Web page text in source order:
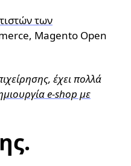
των
Magento Open
έχει πολλά
e-shop με